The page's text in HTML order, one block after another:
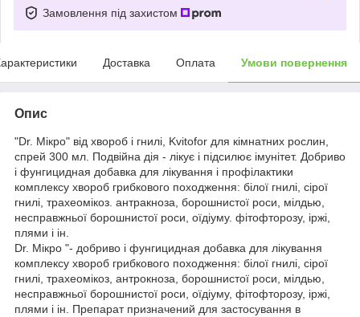
Замовлення під захистом
Доставка Оплата Умови повернення
Опис
"Dr. Мікро" від хвороб і гнилі, Kvitofor для кімнатних рослин,
спрей 300 мл. Подвійна дія - лікує і підсилює імунітет. Добриво
і фунгицидная добавка для лікування і профілактики
комплексу хвороб грибкового походження: білої гнилі, сірої
гнилі, трахеомікоз. антракноза, борошнистої роси, мілдью,
несправжньої борошнистої роси, оїдіуму. фітофторозу, іржі,
плями і ін.
Dr. Мікро "- добриво і фунгицидная добавка для лікування
комплексу хвороб грибкового походження: білої гнилі, сірої
гнилі, трахеомікоз, антрокноза, борошнистої роси, мілдью,
несправжньої борошнистої роси, оїдіуму, фітофторозу, іржі,
плями і ін. Препарат призначений для застосування в